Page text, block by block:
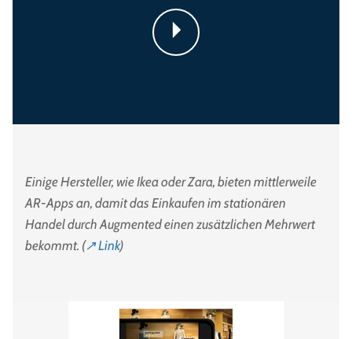
Einige Hersteller, wie Ikea oder Zara, bieten mittlerweile
AR-Apps an, damit das Einkaufen im stationären
Handel durch Augmented einen zusätzlichen Mehrwert
bekommt. (↗ Link)